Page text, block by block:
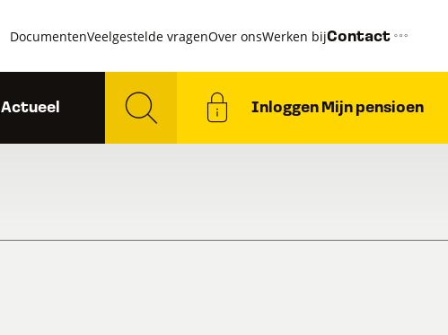
DocumentenVeelgestelde vragenOver onsWerken bijContact
Actueel Inloggen Mijn pensioen